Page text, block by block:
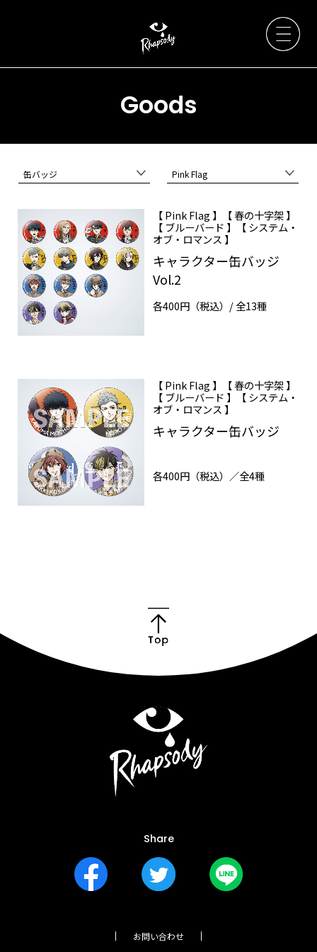
Artists
News
Live / Event
Discography
About
Goods
缶バッジ Pink Flag
【 Pink Flag 】【 春の十字架 】
【 ブルーバード 】【 システム・
オブ・ロマンス 】
キャラクター缶バッジ
Vol.2
各400円（税込）/ 全13種
【 Pink Flag 】【 春の十字架 】
【 ブルーバード 】【 システム・
オブ・ロマンス 】
キャラクター缶バッジ
各400円（税込）／全4種
Share
お問い合わせ